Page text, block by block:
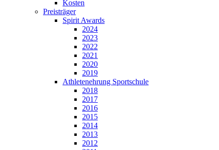
Kosten
Preisträger
Spirit Awards
2024
2023
2022
2021
2020
2019
Athletenehrung Sportschule
2018
2017
2016
2015
2014
2013
2012